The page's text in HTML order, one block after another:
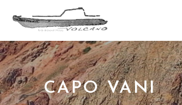
CAPO VANI